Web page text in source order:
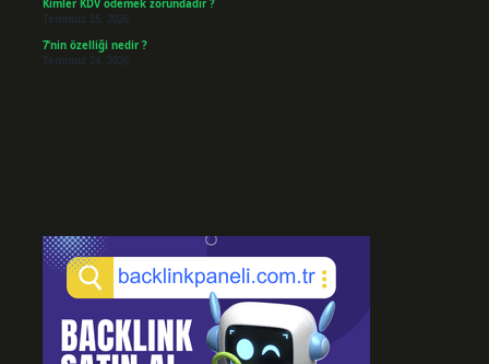
Kimler KDV ödemek zorundadır ?
Temmuz 25, 2026
7’nin özelliği nedir ?
Temmuz 24, 2026